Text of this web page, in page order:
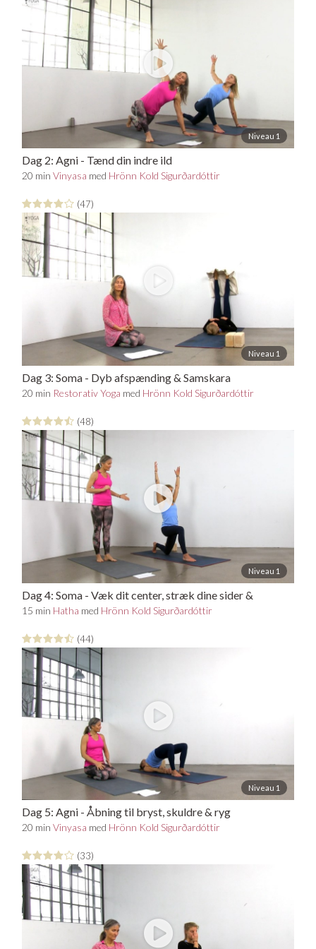
Niveau 1
Dag 2: Agni - Tænd din indre ild
20 minVinyasa med Hrönn Kold Sigurðardóttir
(47)
Niveau 1
Dag 3: Soma - Dyb afspænding & Samskara
meditation
20 min Restorativ Yoga med Hrönn Kold Sigurðardóttir
(48)
Niveau 1
Dag 4: Soma - Væk dit center, stræk dine sider &
åben dit hjerte
15 min Hatha med Hrönn Kold Sigurðardóttir
(44)
Niveau 1
Dag 5: Agni - Åbning til bryst, skuldre & ryg
20 minVinyasa med Hrönn Kold Sigurðardóttir
(33)